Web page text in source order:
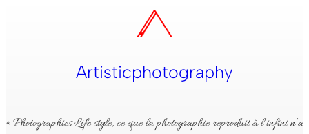
Artisticphotography
« Photographies Life style, ce que la photographie reproduit à l’infini n’a